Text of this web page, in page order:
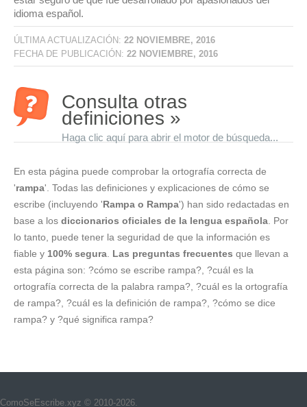
idioma español.
ÚLTIMA ACTUALIZACIÓN: 22 NOVIEMBRE, 2016
FECHA DE PUBLICACIÓN: 22 NOVIEMBRE, 2016
Consulta otras
definiciones »
Haga clic aquí para abrir el motor de búsqueda...
En esta página puede comprobar la ortografía correcta de
'rampa'. Todas las definiciones y explicaciones de cómo se
escribe (incluyendo 'Rampa o Rampa') han sido redactadas en
base a los diccionarios oficiales de la lengua española . Por
lo tanto, puede tener la seguridad de que la información es
fiable y 100% segura Las preguntas frecuentes que llevan a
esta página son: ?cómo se escribe rampa?, ?cuál es la
ortografía correcta de la palabra rampa?, ?cuál es la ortografía
de rampa?, ?cuál es la definición de rampa?, ?cómo se dice
rampa? y ?qué significa rampa?
ComoSeEscribe.xyz © 2010-2026.